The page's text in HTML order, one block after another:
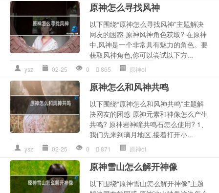
原神怎么寻找风神
以下围绕“原神怎么寻找风神”主题解决
网友的困惑 原神风神角色获取? 在原神
中,风神是一个非常具有魅力的角色。要
获取风神角色,你可以尝试以下方...
ysz 02-25 0 865 原神ol
原神怎么和风神共鸣
以下围绕“原神怎么和风神共鸣”主题解
决网友的困惑 原神元素和神像怎么产生
共鸣? 原神岩神瞳共鸣石怎么使用? 1、
我们先来到璃月地区,接着打开小...
ysz 02-25 0 871 原神ol
原神雪山怎么解开神像
以下围绕“原神雪山怎么解开神像”主题